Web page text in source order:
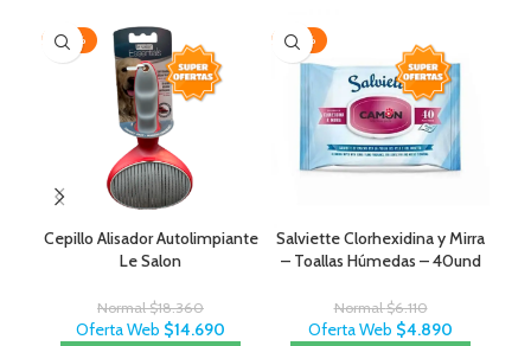
-20%
Cepillo Alisador Autolimpiante
Le Salon
Normal$18.360
Oferta Web $14.690
-20%
Salviette Clorhexidina y Mirra
– Toallas Húmedas – 40und
Normal$6.110
Oferta Web $4.890